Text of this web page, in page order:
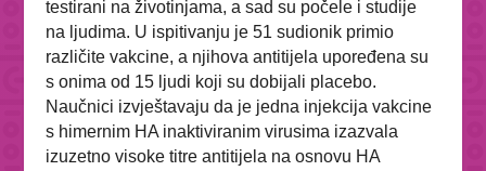
testirani na životinjama, a sad su počele i studije
na ljudima. U ispitivanju je 51 sudionik primio
različite vakcine, a njihova antitijela upoređena su
s onima od 15 ljudi koji su dobijali placebo.
Naučnici izvještavaju da je jedna injekcija vakcine
s himernim HA inaktiviranim virusima izazvala
izuzetno visoke titre antitijela na osnovu HA